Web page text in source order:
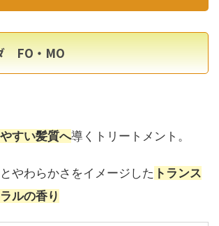
FO・MO
すい髪質へ導くトリートメント。
やわらかさをイメージした トランス
ルの香り